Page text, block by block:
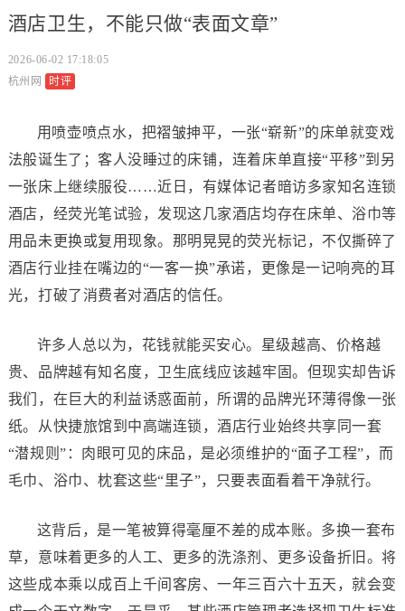
酒店卫生，不能只做“表面文章”
2026-06-02 17:18:05
杭州网
时评
用喷壶喷点水，把褶皱抻平，一张“崭新”的床单就变戏
法般诞生了；客人没睡过的床铺，连着床单直接“平移”到另
一张床上继续服役……近日，有媒体记者暗访多家知名连锁
酒店，经荧光笔试验，发现这几家酒店均存在床单、浴巾等
用品未更换或复用现象。那明晃晃的荧光标记，不仅撕碎了
酒店行业挂在嘴边的“一客一换”承诺，更像是一记响亮的耳
光，打破了消费者对酒店的信任。
许多人总以为，花钱就能买安心。星级越高、价格越
贵、品牌越有知名度，卫生底线应该越牢固。但现实却告诉
我们，在巨大的利益诱惑面前，所谓的品牌光环薄得像一张
纸。从快捷旅馆到中高端连锁，酒店行业始终共享同一套
“潜规则”：肉眼可见的床品，是必须维护的“面子工程”，而
毛巾、浴巾、枕套这些“里子”，只要表面看着干净就行。
这背后，是一笔被算得毫厘不差的成本账。多换一套布
草，意味着更多的人工、更多的洗涤剂、更多设备折旧。将
这些成本乘以成百上千间客房、一年三百六十五天，就会变